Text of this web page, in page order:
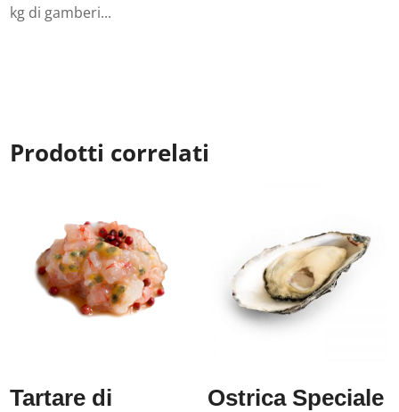
kg di gamberi...
Prodotti correlati
Tartare di
Ostrica Speciale